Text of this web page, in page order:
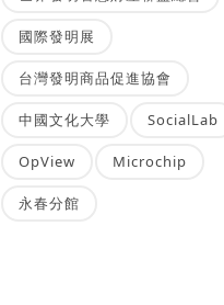
國際發明展
台灣發明商品促進協會
中國文化大學 SocialLab
OpView Microchip
永春分館